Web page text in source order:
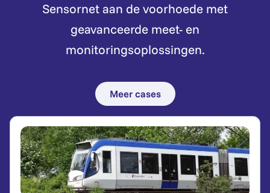
Sensornet aan de voorhoede met
geavanceerde meet- en
monitoringsoplossingen.
Meer cases